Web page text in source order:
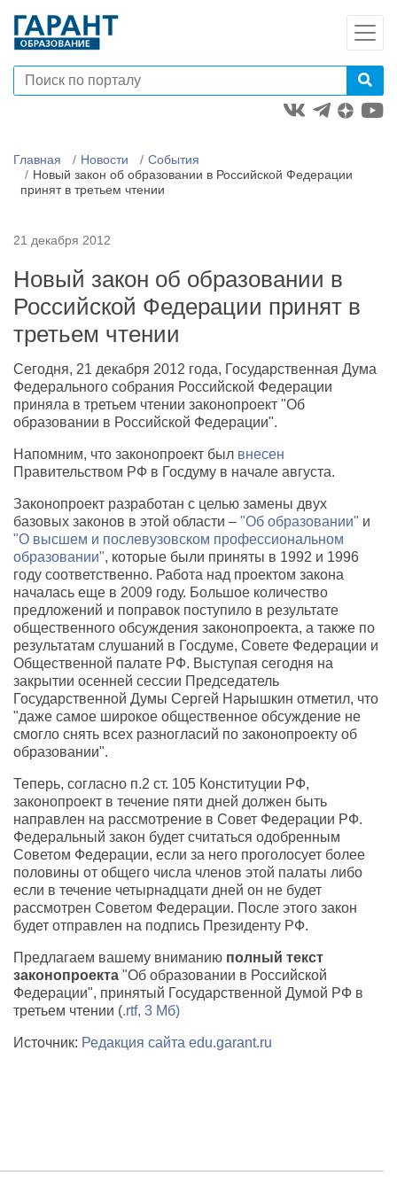
Главная Новости
События
Новый закон об образовании в Российской Федерации
принят в третьем чтении
21 декабря 2012
Новый закон об образовании в
Российской Федерации принят в
третьем чтении
Сегодня, 21 декабря 2012 года, Государственная Дума
Федерального собрания Российской Федерации
приняла в третьем чтении законопроект "Об
образовании в Российской Федерации".
Напомним, что законопроект был внесен
Правительством РФ в Госдуму в начале августа.
Законопроект разработан с целью замены двух
базовых законов в этой области – "Об образовании" и
"О высшем и послевузовском профессиональном
образовании", которые были приняты в 1992 и 1996
году соответственно. Работа над проектом закона
началась еще в 2009 году. Большое количество
предложений и поправок поступило в результате
общественного обсуждения законопроекта, а также по
результатам слушаний в Госдуме, Совете Федерации и
Общественной палате РФ. Выступая сегодня на
закрытии осенней сессии Председатель
Государственной Думы Сергей Нарышкин отметил, что
"даже самое широкое общественное обсуждение не
смогло снять всех разногласий по законопроекту об
образовании".
Теперь, согласно п.2 ст. 105 Конституции РФ,
законопроект в течение пяти дней должен быть
направлен на рассмотрение в Совет Федерации РФ.
Федеральный закон будет считаться одобренным
Советом Федерации, если за него проголосует более
половины от общего числа членов этой палаты либо
если в течение четырнадцати дней он не будет
рассмотрен Советом Федерации. После этого закон
будет отправлен на подпись Президенту РФ.
Предлагаем вашему вниманию полный текст
законопроекта "Об образовании в Российской
Федерации", принятый Государственной Думой РФ в
третьем чтении (.rtf, 3 Мб)
Источник: Редакция сайта edu.garant.ru